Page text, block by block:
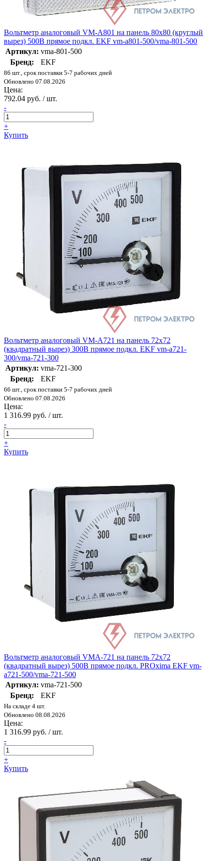
Вольтметр аналоговый VM-A801 на панель 80х80 (круглый
вырез) 500В прямое подкл. EKF vm-a801-500/vma-801-500
Артикул: vma-801-500
Бренд:
EKF
86 шт., срок поставки 5-7 рабочих дней
Обновлено 07.08.2026
Цена:
792.04 руб. / шт.
-
+
Купить
Вольтметр аналоговый VM-A721 на панель 72х72
(квадратный вырез) 300В прямое подкл. EKF vm-a721-
300/vma-721-300
Артикул: vma-721-300
Бренд:
EKF
66 шт., срок поставки 5-7 рабочих дней
Обновлено 07.08.2026
Цена:
1 316.99 руб. / шт.
-
+
Купить
Вольтметр аналоговый VMA-721 на панель 72х72
(квадратный вырез) 500В прямое подкл. PROxima EKF vm-
a721-500/vma-721-500
Артикул: vma-721-500
Бренд:
EKF
На складе 4 шт.
Обновлено 08.08.2026
Цена:
1 316.99 руб. / шт.
-
+
Купить